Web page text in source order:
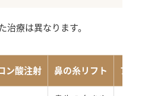
治療は異なります。
ン酸注射 鼻の糸リフト プロ